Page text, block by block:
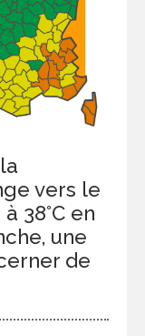
vers le
38°C en
une
de